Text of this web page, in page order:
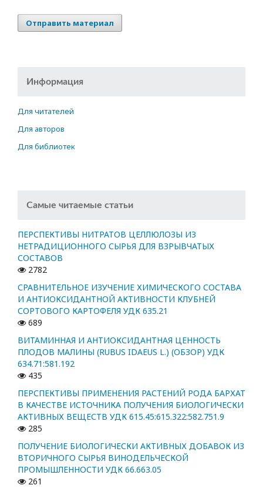
Отправить материал
Информация
Для читателей
Для авторов
Для библиотек
Самые читаемые статьи
ПЕРСПЕКТИВЫ НИТРАТОВ ЦЕЛЛЮЛОЗЫ ИЗ
НЕТРАДИЦИОННОГО СЫРЬЯ ДЛЯ ВЗРЫВЧАТЫХ
СОСТАВОВ
2782
СРАВНИТЕЛЬНОЕ ИЗУЧЕНИЕ ХИМИЧЕСКОГО СОСТАВА
И АНТИОКСИДАНТНОЙ АКТИВНОСТИ КЛУБНЕЙ
СОРТОВОГО КАРТОФЕЛЯ УДК 635.21
689
ВИТАМИННАЯ И АНТИОКСИДАНТНАЯ ЦЕННОСТЬ
ПЛОДОВ МАЛИНЫ (RUBUS IDAEUS L.) (ОБЗОР) УДК
634.71:581.192
435
ПЕРСПЕКТИВЫ ПРИМЕНЕНИЯ РАСТЕНИЙ РОДА БАРХАТ
В КАЧЕСТВЕ ИСТОЧНИКА ПОЛУЧЕНИЯ БИОЛОГИЧЕСКИ
АКТИВНЫХ ВЕЩЕСТВ УДК 615.45:615.322:582.751.9
285
ПОЛУЧЕНИЕ БИОЛОГИЧЕСКИ АКТИВНЫХ ДОБАВОК ИЗ
ВТОРИЧНОГО СЫРЬЯ ВИНОДЕЛЬЧЕСКОЙ
ПРОМЫШЛЕННОСТИ УДК 66.663.05
261